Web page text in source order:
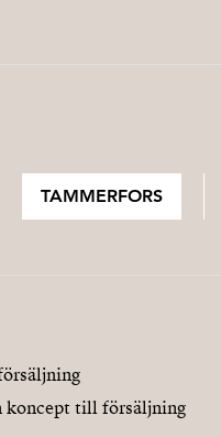
TAMMERFORS
koncept till försäljning